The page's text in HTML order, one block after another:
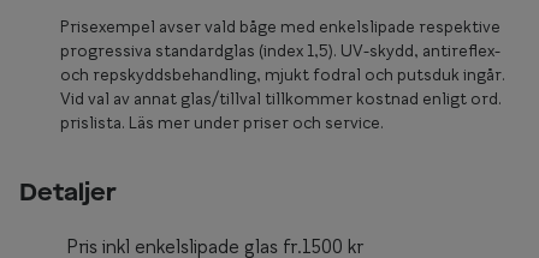
Prisexempel avser vald båge med enkelslipade respektive
progressiva standardglas (index 1,5). UV-skydd, antireflex-
och repskyddsbehandling, mjukt fodral och putsduk ingår.
Vid val av annat glas/tillval tillkommer kostnad enligt ord.
prislista. Läs mer under priser och service.
Detaljer
Pris inkl enkelslipade glas fr.1500 kr